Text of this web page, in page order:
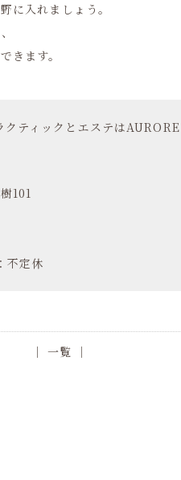
に入れましょう。
きます。
ティックとエステは
101
不定休
│ 一覧 │